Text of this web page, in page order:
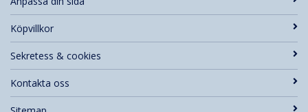
Köpvillkor
Sekretess & cookies
Kontakta oss